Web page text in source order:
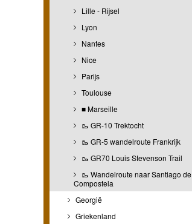
Lille - Rijsel
Lyon
Nantes
Nice
Parijs
Toulouse
■ Marseille
🥾 GR-10 Trektocht
🥾 GR-5 wandelroute Frankrijk
🥾 GR70 Louis Stevenson Trail
🥾 Wandelroute naar Santiago de
Compostela
Georgië
Griekenland